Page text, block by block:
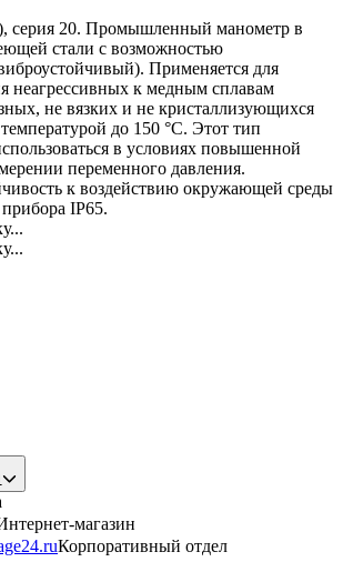
20. Промышленный манометр в
стали с возможностью
Применяется для
неагрессивных к медным сплавам
не вязких и не кристаллизующихся
до 150 °C. Этот тип
в условиях повышенной
переменного давления.
к воздействию окружающей среды
IP65.
магазин
Корпоративный отдел